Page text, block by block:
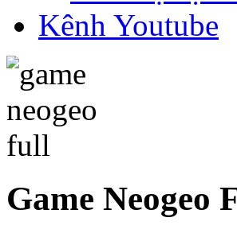
Kênh Youtube
Game Neogeo